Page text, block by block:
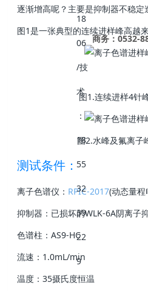
商务：0532-
逐渐增高呢？主要是抑制器不稳定
图1是一张典型的连续进样峰高越
图1.连续进样4针
图2.水峰及氟离子
测试条件：
离子色谱仪： RPIC-2017(动态量程
抑制器：已损坏的WLK-6A阴离子
色谱柱：AS9-HC
流速：1.0mL/min
温度：35摄氏度恒温